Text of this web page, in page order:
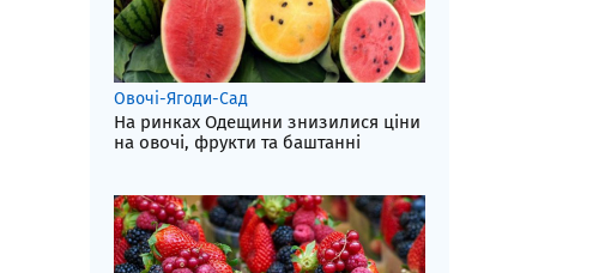
Овочі-Ягоди-Сад
На ринках Одещини знизилися ціни
на овочі, фрукти та баштанні